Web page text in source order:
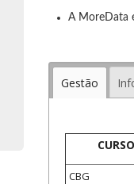
A MoreData
Gestão
CURSO
CBG